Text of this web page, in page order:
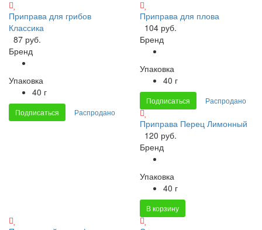
Приправа для грибов
Классика
87 руб.
Бренд
Упаковка
40 г
Подписаться Распродано
Приправа для плова
104 руб.
Бренд
Упаковка
40 г
Подписаться Распродано
Приправа Перец Лимонный
120 руб.
Бренд
Упаковка
40 г
В корзину